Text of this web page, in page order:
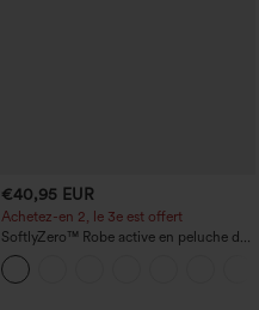
€40,95 EUR
Achetez-en 2, le 3e est offert
SoftlyZero™ Robe active en peluche dos
nu — Édition Hyper Facile